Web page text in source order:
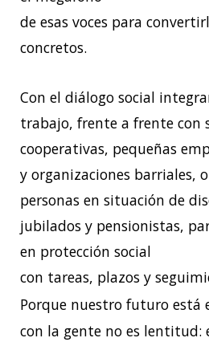
de esas voces para
concretos.
Con el diálogo social
trabajo, frente a frente con
cooperativas, pequeñas
y organizaciones barriales,
personas en situación de
jubilados y pensionistas,
en protección social
con tareas, plazos y
Porque nuestro futuro está
con la gente no es lentitud: